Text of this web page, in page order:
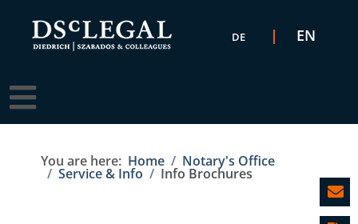
DE
EN
You are here: Home Notary's Office
Service & Info Info Brochures